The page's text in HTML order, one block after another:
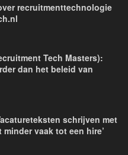
recruitmenttechnologie
Tech Masters):
dan het beleid van
schrijven met
vaak tot een hire’